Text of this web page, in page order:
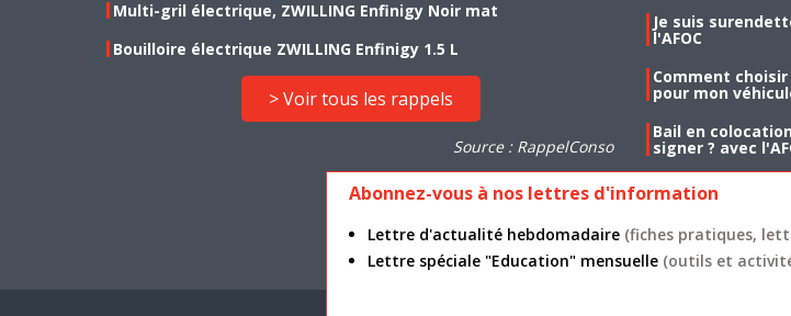
Multi-gril électrique, ZWILLING Enfinigy Noir mat
Bouilloire électrique ZWILLING Enfinigy 1.5 L
> Voir tous les rappels
Source : RappelConso
Je suis
l'AFOC
Comment
pour mon
Bail en
signer ? avec
Abonnez-vous à nos lettres d'information
Lettre d'actualité hebdomadaire (fiches pratiques,
Lettre spéciale "Education" mensuelle (outils et